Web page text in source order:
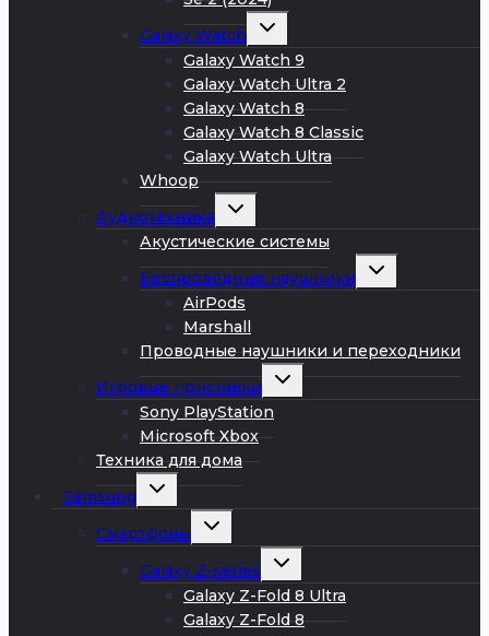
Galaxy Watch
Развернуть
меню
Galaxy Watch 9
Galaxy Watch Ultra 2
Galaxy Watch 8
Galaxy Watch 8 Classic
Galaxy Watch Ultra
Whoop
Аудиотехника
Развернуть
меню
Акустические системы
Беспроводные наушники
Развернуть
AirPods
Marshall
Проводные наушники и переходники
Игровые приставки
Развернуть
меню
Sony PlayStation
Microsoft Xbox
Техника для дома
Samsung
Развернуть
Смартфоны
Развернуть
Galaxy Z-series
Развернуть
меню
Galaxy Z-Fold 8 Ultra
Galaxy Z-Fold 8